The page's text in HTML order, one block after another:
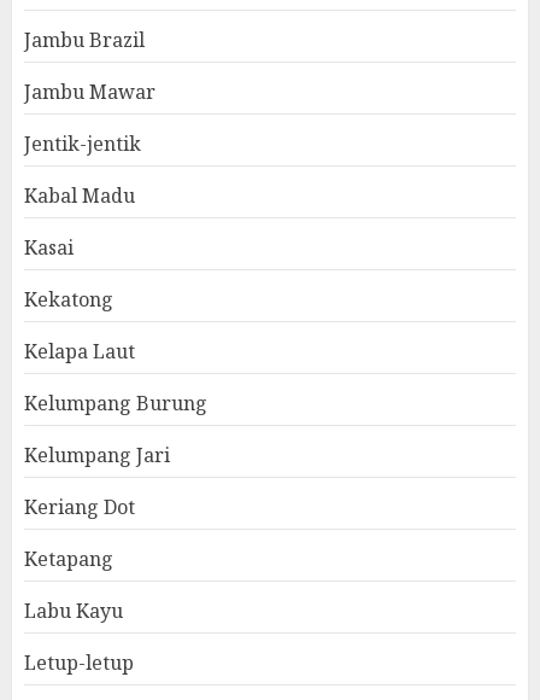
Jambu Brazil
Jambu Mawar
Jentik-jentik
Kabal Madu
Kasai
Kekatong
Kelapa Laut
Kelumpang Burung
Kelumpang Jari
Keriang Dot
Ketapang
Labu Kayu
Letup-letup